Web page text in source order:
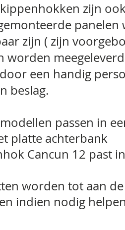
zijn
panelen
zijn ( zijn
worden
een handig
beslag.
passen in
platte achterbank
Cancun 12 past
worden tot aan
indien nodig